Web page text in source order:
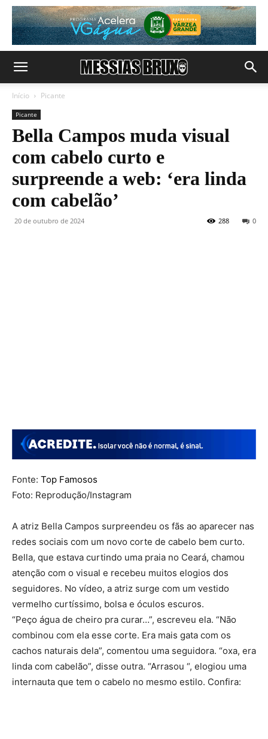
Início Picante
Picante
Bella Campos muda visual
com cabelo curto e
surpreende a web: ‘era linda
com cabelão’
20 de outubro de 2024 0
288
Fonte: Top Famosos
Foto: Reprodução/Instagram
A atriz Bella Campos surpreendeu os fãs ao aparecer nas
redes sociais com um novo corte de cabelo bem curto.
Bella, que estava curtindo uma praia no Ceará, chamou
atenção com o visual e recebeu muitos elogios dos
seguidores. No vídeo, a atriz surge com um vestido
vermelho curtíssimo, bolsa e óculos escuros.
“Peço água de cheiro pra curar…”, escreveu ela. “Não
combinou com ela esse corte. Era mais gata com os
cachos naturais dela”, comentou uma seguidora. “oxa, era
linda com cabelão”, disse outra. “Arrasou “, elogiou uma
internauta que tem o cabelo no mesmo estilo. Confira: